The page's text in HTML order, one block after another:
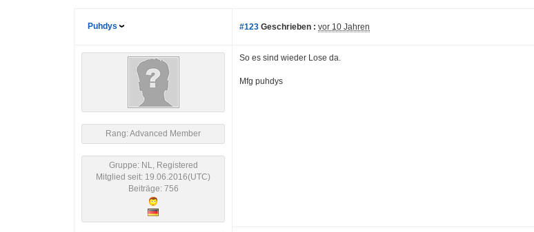
Puhdys #123 Geschrieben : vor 10 Jahren
Rang: Advanced Member
Gruppe: NL, Registered
Mitglied seit: 19.06.2016(UTC)
Beiträge: 756
So es sind wieder Lose da.
Mfg puhdys